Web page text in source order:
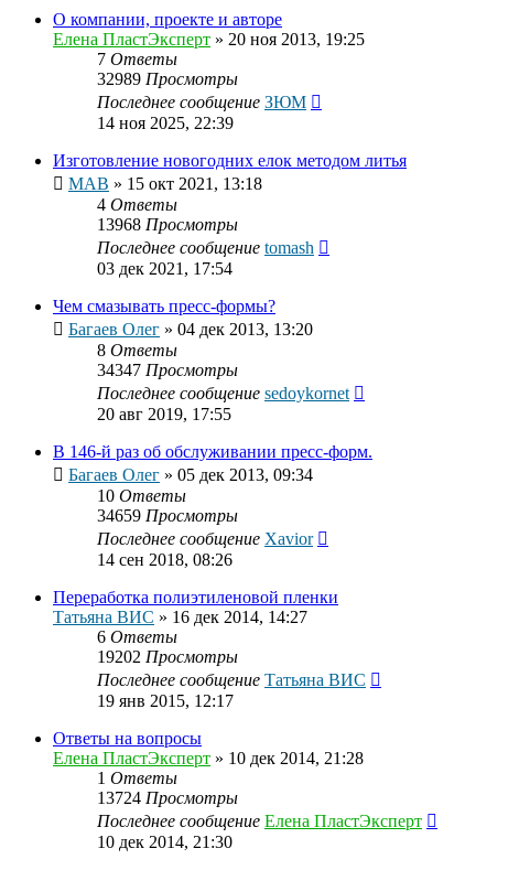
О компании, проекте и авторе
Елена ПластЭксперт » 20 ноя 2013, 19:25
7 Ответы
32989 Просмотры
Последнее сообщение ЗЮМ
14 ноя 2025, 22:39
Изготовление новогодних елок методом литья
МАВ » 15 окт 2021, 13:18
4 Ответы
13968 Просмотры
Последнее сообщение tomash
03 дек 2021, 17:54
Чем смазывать пресс-формы?
Багаев Олег » 04 дек 2013, 13:20
8 Ответы
34347 Просмотры
Последнее сообщение sedoykornet
20 авг 2019, 17:55
В 146-й раз об обслуживании пресс-форм.
Багаев Олег » 05 дек 2013, 09:34
10 Ответы
34659 Просмотры
Последнее сообщение Xavior
14 сен 2018, 08:26
Переработка полиэтиленовой пленки
Татьяна ВИС » 16 дек 2014, 14:27
6 Ответы
19202 Просмотры
Последнее сообщение Татьяна ВИС
19 янв 2015, 12:17
Ответы на вопросы
Елена ПластЭксперт » 10 дек 2014, 21:28
1 Ответы
13724 Просмотры
Последнее сообщение Елена ПластЭксперт
10 дек 2014, 21:30